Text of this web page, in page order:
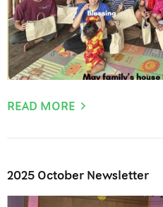
READ MORE
2025 October Newsletter